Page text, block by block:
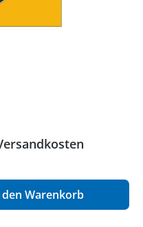
gewünschten
den Warenkorb